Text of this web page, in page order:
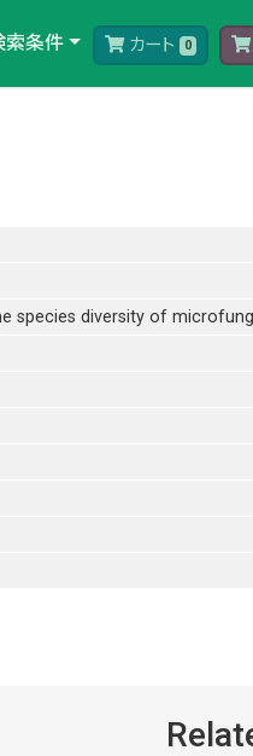
索条件 カート 0
species diversity of